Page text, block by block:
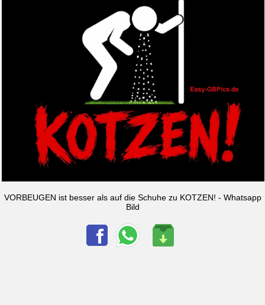
VORBEUGEN ist besser als auf die Schuhe zu KOTZEN! - Whatsapp
Bild